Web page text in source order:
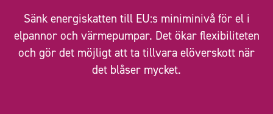
Sänk energiskatten till EU:s miniminivå för el i
elpannor och värmepumpar. Det ökar flexibiliteten
och gör det möjligt att ta tillvara elöverskott när
det blåser mycket.